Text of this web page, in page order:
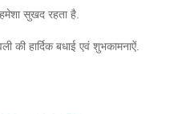
सुखद रहता है.
की हार्दिक बधाई एवं शुभकामनाऐं.